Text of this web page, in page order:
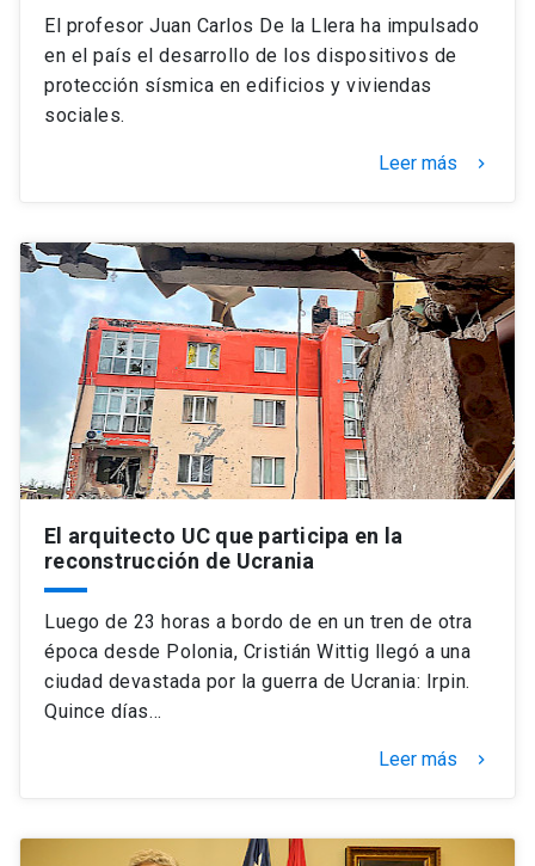
El profesor Juan Carlos De la Llera ha impulsado
en el país el desarrollo de los dispositivos de
protección sísmica en edificios y viviendas
sociales.
Leer más keyboard_arrow_right
El arquitecto UC que participa en la
reconstrucción de Ucrania
Luego de 23 horas a bordo de en un tren de otra
época desde Polonia, Cristián Wittig llegó a una
ciudad devastada por la guerra de Ucrania: Irpin.
Quince días…
Leer más keyboard_arrow_right